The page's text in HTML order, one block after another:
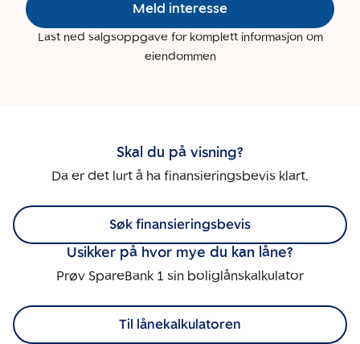
Meld interesse
Last ned salgsoppgave for komplett informasjon om
eiendommen
Skal du på visning?
Da er det lurt å ha finansieringsbevis klart.
Søk finansieringsbevis
Usikker på hvor mye du kan låne?
Prøv SpareBank 1 sin boliglånskalkulator
Til lånekalkulatoren